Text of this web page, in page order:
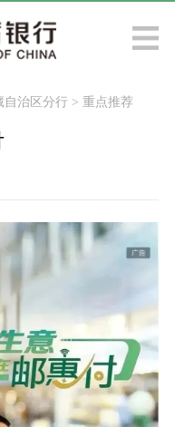
自治区分行> 重点推荐